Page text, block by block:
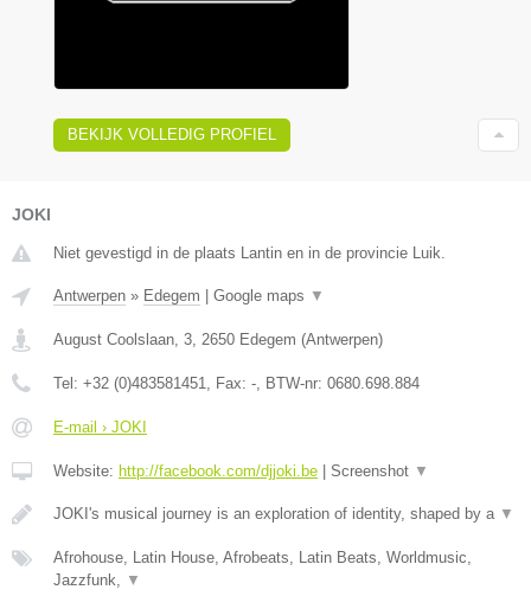
BEKIJK VOLLEDIG PROFIEL
JOKI
Niet gevestigd in de plaats Lantin en in de provincie Luik.
Antwerpen » Edegem Google maps ▼
August Coolslaan, 3 2650 Edegem (Antwerpen)
Tel: +32 (0)483581451 , Fax: - , BTW-nr: 0680.698.884
E-mail › JOKI
Website: http://facebook.com/djjoki.be Screenshot ▼
JOKI's musical journey is an exploration of identity, shaped by a ▼
Afrohouse, Latin House, Afrobeats, Latin Beats, Worldmusic,
Jazzfunk,
▼